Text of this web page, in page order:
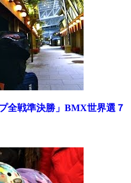
全戦準決勝」BMX世界選７